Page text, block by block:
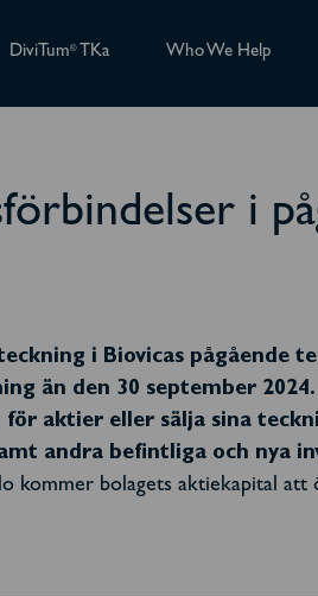
DiviTum® TKa Who We Help
i
i Biovicas pågående
än den 30 september
aktier eller sälja sina
andra befintliga och nya
kommer bolagets aktiekapital